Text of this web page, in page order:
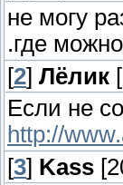
не могу
.где
[2] Лёлик
Если не
http://
[3] Kass